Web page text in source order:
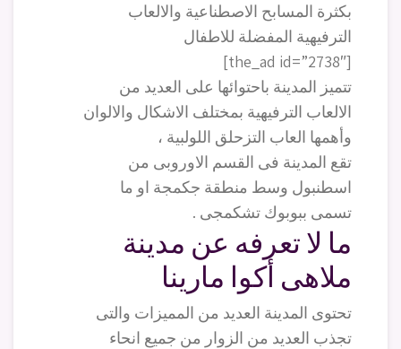
بكثرة المسابح الاصطناعية والالعاب
الترفيهية المفضلة للاطفال
[the_ad id=”2738″]
تتميز المدينة باحتوائها على العديد من
الالعاب الترفيهية بمختلف الاشكال والالوان
وأهمها العاب التزحلق اللولبية ،
تقع المدينة فى القسم الاوروبى من
اسطنبول وسط منطقة جكمجة او ما
تسمى ببوبوك تشكمجى .
ما لا تعرفه عن مدينة
ملاهى أكوا مارينا
تحتوى المدينة العديد من المميزات والتى
تجذب العديد من الزوار من جميع انحاء